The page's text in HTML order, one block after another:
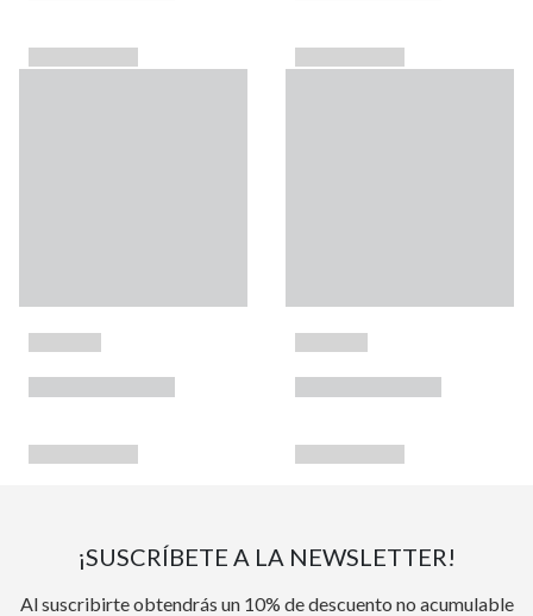
¡SUSCRÍBETE A LA NEWSLETTER!
Al suscribirte obtendrás un 10% de descuento no acumulable